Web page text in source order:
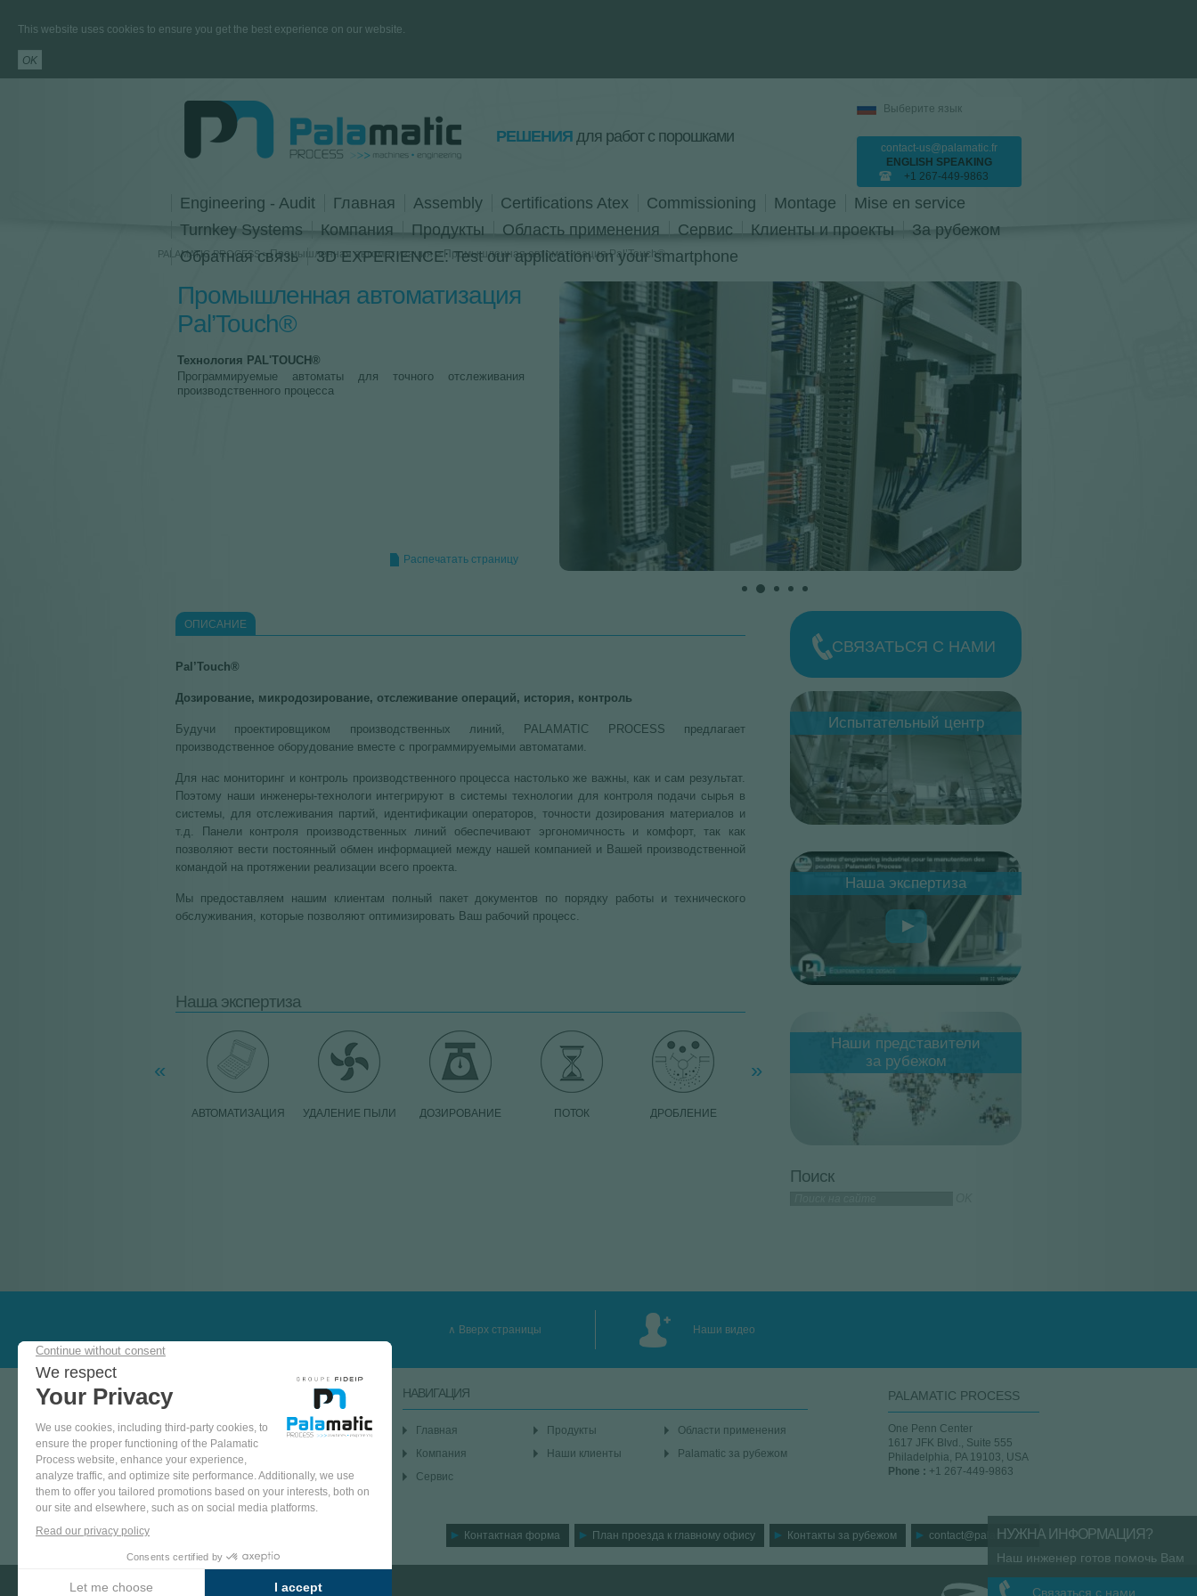
This website uses cookies to ensure you get the best experience on our website.
Промышленная автоматизация
Pal’Touch®
Технология PAL'TOUCH®
Программируемые автоматы для точного отслеживания
производственного процесса
Распечатать страницу
PALAMATIC PROCESS Промышленная автоматизация Промышленная автоматизация Pal’Touch®
ОПИСАНИЕ
Pal’Touch®
Дозирование, микродозирование, отслеживание операций, история, контроль
Будучи проектировщиком производственных линий, PALAMATIC PROCESS предлагает
производственное оборудование вместе с программируемыми автоматами.
Для нас мониторинг и контроль производственного процесса настолько же важны, как и сам результат.
Поэтому наши инженеры-технологи интегрируют в системы технологии для контроля подачи сырья в
системы, для отслеживания партий, идентификации операторов, точности дозирования материалов и
т.д. Панели контроля производственных линий обеспечивают эргономичность и комфорт, так как
позволяют вести постоянный обмен информацией между нашей компанией и Вашей производственной
командой на протяжении реализации всего проекта.
Мы предоставляем нашим клиентам полный пакет документов по порядку работы и технического
обслуживания, которые позволяют оптимизировать Ваш рабочий процесс.
Наша экспертиза
АВТОМАТИЗАЦИЯ УДАЛЕНИЕ ПЫЛИ ДОЗИРОВАНИЕ ПОТОК ДРОБЛЕНИЕ МАНИПУЛИРОВАНИЕ СМЕШИВАНИЕ СТАНЦИИ БИГ-БЭГ
« »
Engineering - Audit Главная Assembly Certifications Atex Commissioning Montage
Mise en service
Turnkey Systems
Компания Продукты Область применения Сервис Клиенты и проекты
За рубежом
Обратная связь
3D EXPERIENCE: Test our application on your smartphone
СВЯЗАТЬСЯ С НАМИ
НУЖНА ИНФОРМАЦИЯ?
Наш инженер готов помочь Вам
Связаться с нами
Испытательный центр
Ligne-production-palamatic-
process-light.jpg
Наша экспертиза
palamatic-notre-savoir-faire.jpg
Наши представители
за рубежом
Carte représentants
internationaux
Поиск
РЕШЕНИЯ для работ c порошками
Выберите язык
contact-us@palamatic.fr
ENGLISH SPEAKING
+1 267-449-9863
Вверх страницы Наши видео
ОБЛАСТИ ПРИМИНЕНИЯ
Пищевая промышленность
Химическая промышленность
Индустрия тонкой химии
Строительная индустрия
Очистка сточных вод
НАВИГАЦИЯ
Главная Продукты
Области применения
Компания
Наши клиенты
Palamatic за рубежом
Сервис
PALAMATIC PROCESS
One Penn Center
1617 JFK Blvd., Suite 555
Philadelphia, PA 19103, USA
Phone : +1 267-449-9863
Контактная форма План проезда к главному офису Контакты за рубежом contact@palamatic.fr